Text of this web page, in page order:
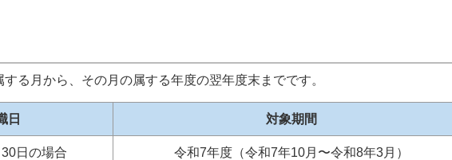
る月から、その月の属する年度の翌年度末までです。
日 対象期間
日の場合
令和7年度（令和7年10月〜令和8年3月）